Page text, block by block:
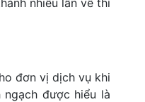
nhiều lần về thì
đơn vị dịch vụ khi
được hiểu là